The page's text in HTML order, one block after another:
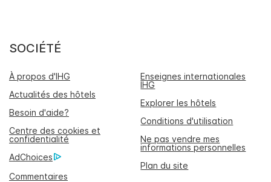
SOCIÉTÉ
À propos d'IHG
Enseignes internationales
IHG
Actualités des hôtels
Explorer les hôtels
Besoin d'aide?
Conditions d'utilisation
Centre des cookies et
confidentialité
Ne pas vendre mes
informations personnelles
AdChoices
Plan du site
Commentaires